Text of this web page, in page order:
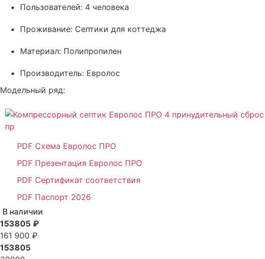
Пользователей: 4 человека
Проживание: Септики для коттеджа
Материал: Полипропилен
Производитель: Евролос
Модельный ряд:
пр
PDF Схема Евролос ПРО
PDF Презентация Евролос ПРО
PDF Сертификат соответствия
PDF Паспорт 2026
В наличии
153805 ₽
161 900 ₽
153805